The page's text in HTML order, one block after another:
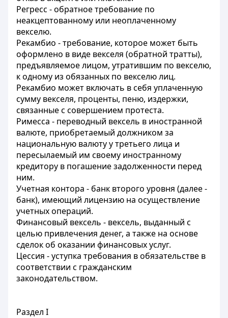
Регресс - обратное требование по
неакцептованному или неоплаченному
векселю.
Рекамбио - требование, которое может быть
оформлено в виде векселя (обратной тратты),
предъявляемое лицом, утратившим по векселю,
к одному из обязанных по векселю лиц.
Рекамбио может включать в себя уплаченную
сумму векселя, проценты, пеню, издержки,
связанные с совершением протеста.
Римесса - переводный вексель в иностранной
валюте, приобретаемый должником за
национальную валюту у третьего лица и
пересылаемый им своему иностранному
кредитору в погашение задолженности перед
ним.
Учетная контора - банк второго уровня (далее -
банк), имеющий лицензию на осуществление
учетных операций.
Финансовый вексель - вексель, выданный с
целью привлечения денег, а также на основе
сделок об оказании финансовых услуг.
Цессия - уступка требования в обязательстве в
соответствии с гражданским
законодательством.
Раздел I